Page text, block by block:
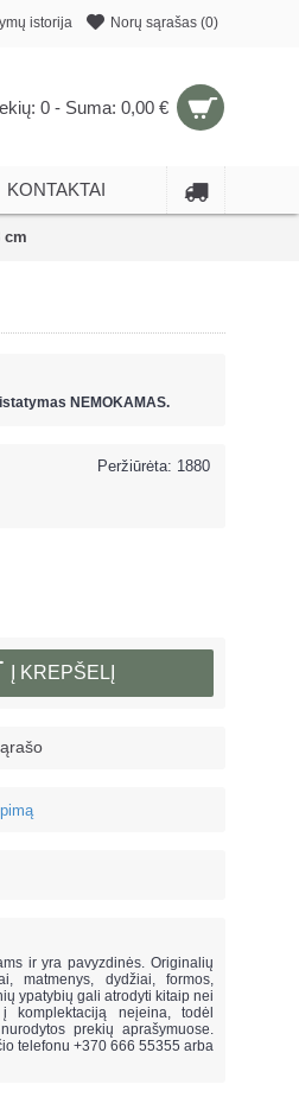
istorija Norų sąrašas (0)
0 - Suma: 0,00 €
KONTAKTAI
cm
NEMOKAMAS.
Peržiūrėta: 1880
Į KREPŠELĮ
ir yra pavyzdinės. Originalių
matmenys, dydžiai, formos,
ypatybių gali atrodyti kitaip nei
į komplektaciją neįeina,todėl
prekių aprašymuose.
telefonu +370 666 55355 arba